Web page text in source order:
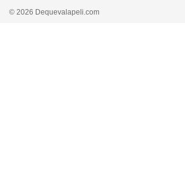
© 2026 Dequevalapeli.com